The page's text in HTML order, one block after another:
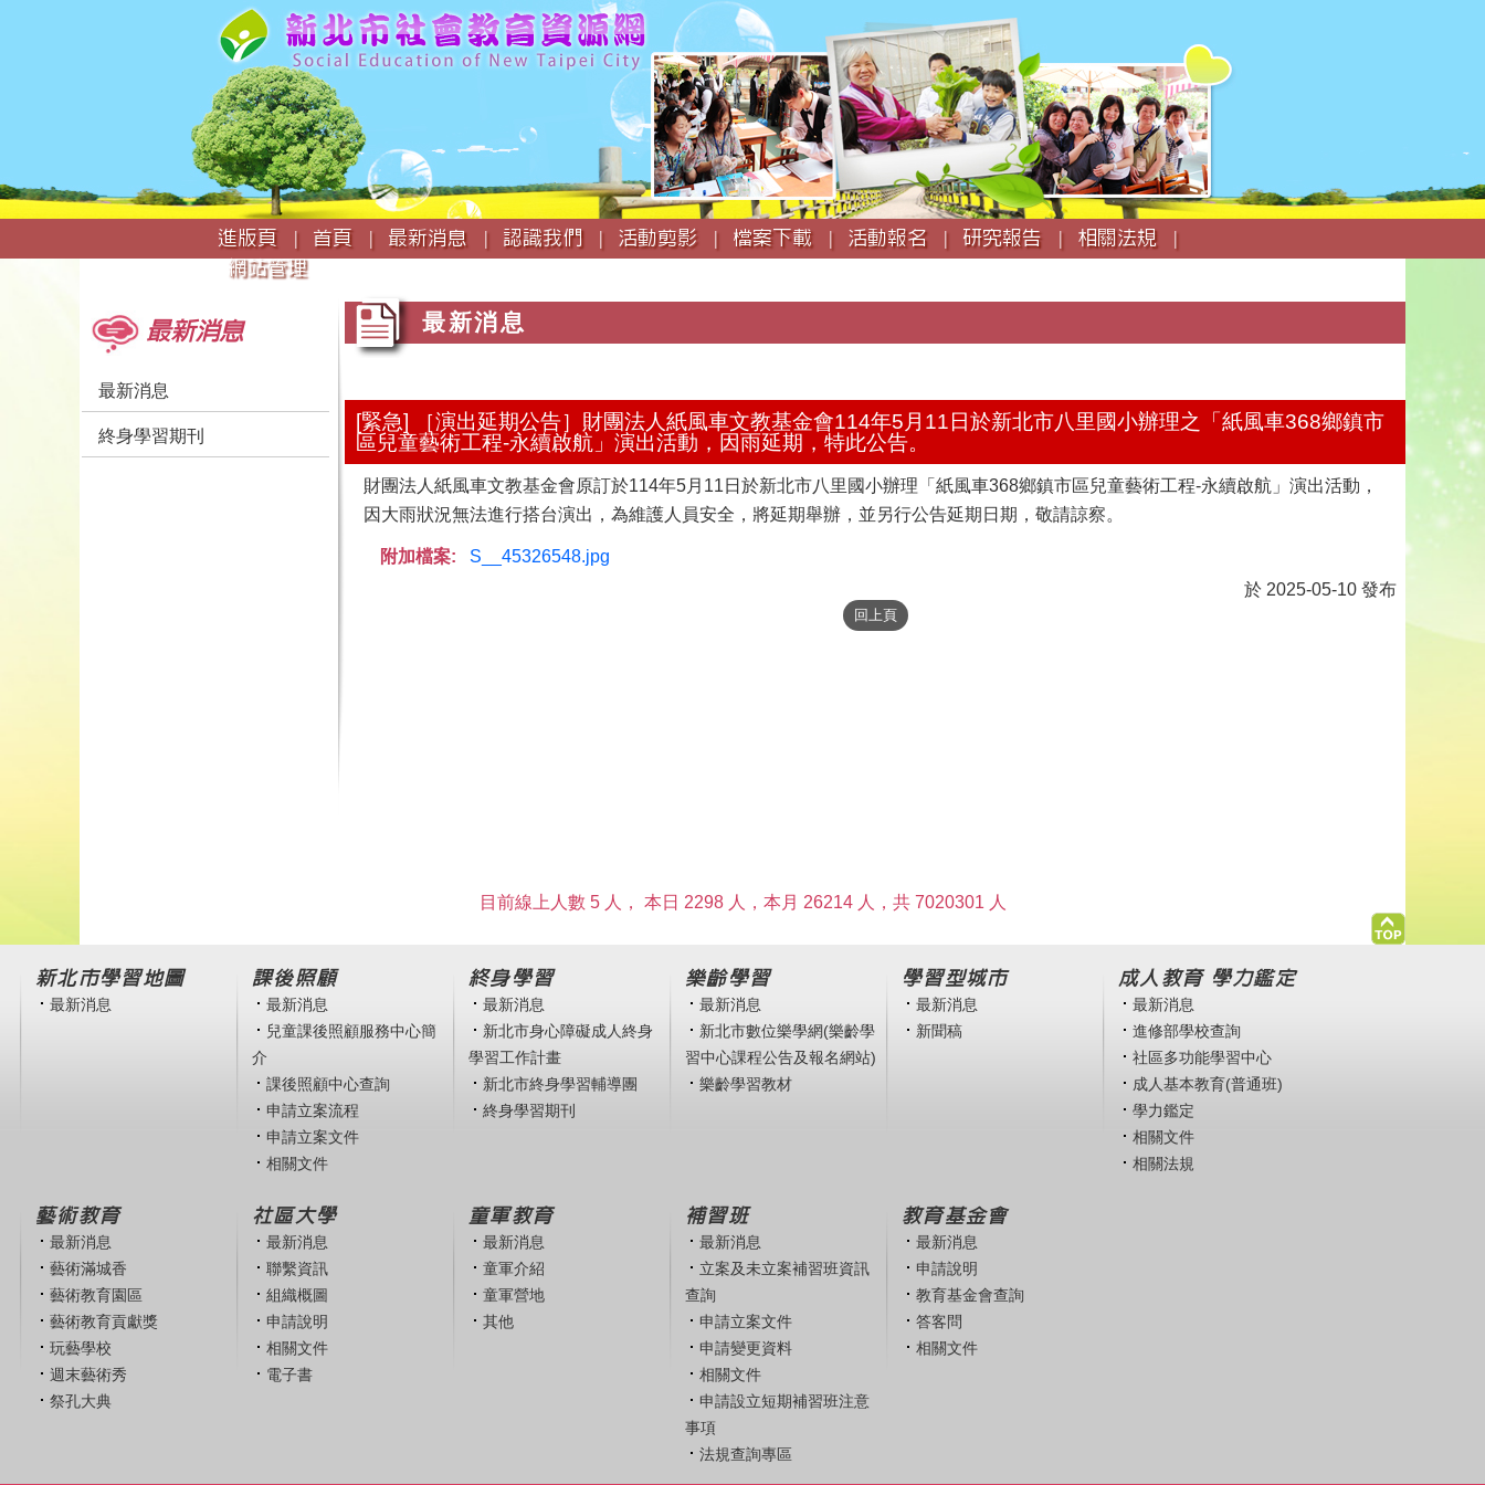
跳
到
主
要
內
容
:::
進版頁 |
首頁 | 最新消息 | 認識我們 | 活動剪影 | 檔案下載 | 活動報名 | 研究報告 |
相關法規 |
網站管理
最新消息
最新消息
終身學習期刊
最新消息
[緊急] ［演出延期公告］財團法人紙風車文教基金會114年5月11日於新北市八里國小辦理之「紙風車368鄉鎮市
區兒童藝術工程-永續啟航」演出活動，因雨延期，特此公告。
財團法人紙風車文教基金會原訂於114年5月11日於新北市八里國小辦理「紙風車368鄉鎮市區兒童藝術工程-永續啟航」演出活動，
因大雨狀況無法進行搭台演出，為維護人員安全，將延期舉辦，並另行公告延期日期，敬請諒察。
附加檔案:
S__45326548.jpg
於 2025-05-10 發布
目前線上人數 5 人， 本日 2298 人，本月 26214 人，共 7020301 人
新北市學習地圖
最新消息
課後照顧
最新消息
兒童課後照顧服務中心簡
介
課後照顧中心查詢
申請立案流程
申請立案文件
相關文件
終身學習
最新消息
新北市身心障礙成人終身
學習工作計畫
新北市終身學習輔導團
終身學習期刊
樂齡學習
最新消息
新北市數位樂學網(樂齡學
習中心課程公告及報名網站)
樂齡學習教材
學習型城市
最新消息
新聞稿
成人教育 學力鑑定
最新消息
進修部學校查詢
社區多功能學習中心
成人基本教育(普通班)
學力鑑定
相關文件
相關法規
藝術教育
最新消息
藝術滿城香
藝術教育園區
藝術教育貢獻獎
玩藝學校
週末藝術秀
祭孔大典
社區大學
最新消息
聯繫資訊
組織概圖
申請說明
相關文件
電子書
童軍教育
最新消息
童軍介紹
童軍營地
其他
補習班
最新消息
立案及未立案補習班資訊
查詢
申請立案文件
申請變更資料
相關文件
申請設立短期補習班注意
事項
法規查詢專區
教育基金會
最新消息
申請說明
教育基金會查詢
答客問
相關文件